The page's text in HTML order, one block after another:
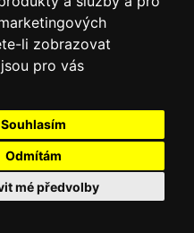
li zobrazovat
pro vás
Souhlasím
Odmítám
mé předvolby